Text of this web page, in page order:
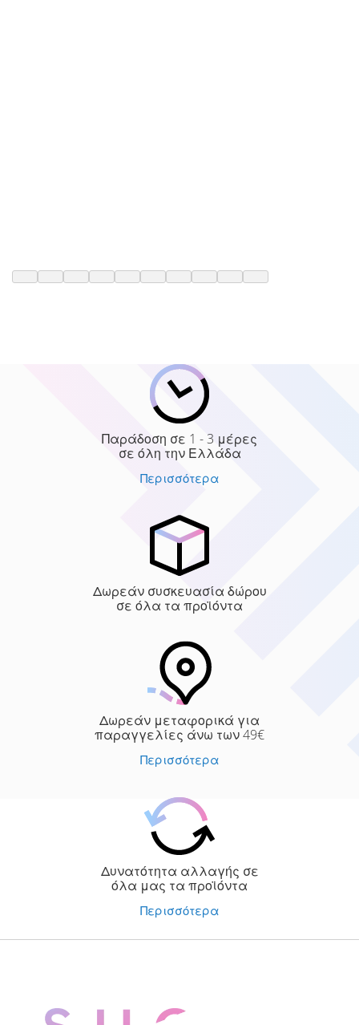
Παράδοση σε 1 - 3 μέρες
σε όλη την Ελλάδα
Περισσότερα
Δωρεάν συσκευασία δώρου
σε όλα τα προϊόντα
Δωρεάν μεταφορικά για
παραγγελίες άνω των 49€
Περισσότερα
Δυνατότητα αλλαγής σε
όλα μας τα προϊόντα
Περισσότερα